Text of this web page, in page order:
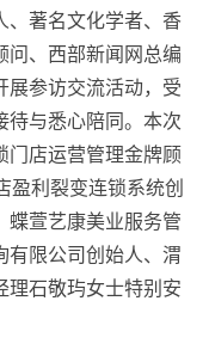
、著名文化学者、香
问、西部新闻网总编
展参访交流活动，受
待与悉心陪同。本次
门店运营管理金牌顾
盈利裂变连锁系统创
蝶萱艺康美业服务管
有限公司创始人、渭
理石敬玙女士特别安